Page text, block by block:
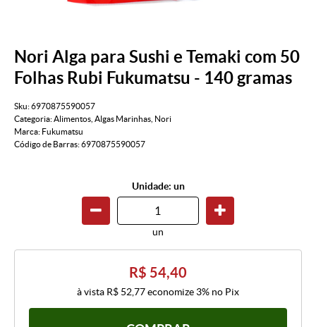
Nori Alga para Sushi e Temaki com 50
Folhas Rubi Fukumatsu - 140 gramas
Sku:6970875590057
Categoria:Alimentos Algas Marinhas Nori
Marca: Fukumatsu
Código de Barras:6970875590057
Unidade: un
un
R$ 54,40
à vista R$ 52,77economize 3% no Pix